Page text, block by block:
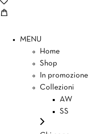
MENU
Home
Shop
In promozione
Collezioni
AW
SS